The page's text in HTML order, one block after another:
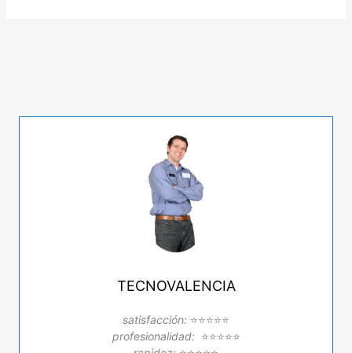
TECNOVALENCIA
satisfacción: ⭐⭐⭐⭐⭐
profesionalidad: ⭐⭐⭐⭐⭐